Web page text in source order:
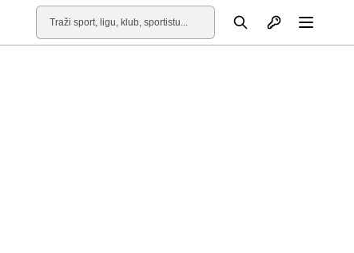
Pretraga Otvori profil